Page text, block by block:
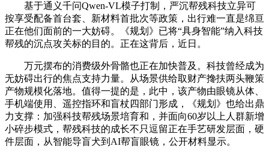
基于通义千问Qwen-VL模子打制，严沉帮残科技立异可
按享受配备首台套、新材料首批次等政策，出行难一直是绵亘
正在他们面前的一大妨碍。《规划》已将“具身智能”纳入科技
帮残的沉点攻关标的目的。正在这背后，近日。
万元摆布的消费级外骨骼也正在加快普及。科技曾经成为
无妨碍出行的焦点支持力量。从场景供给取财产搀扶两头鞭策
产物规模化落地。值得一提的是，此中，该产物由眼镜从体、
手机端使用、遥控指环和盲杖四部门形成，《规划》也给出鼎
力支撑：加强科技帮残场景培育和，并面向60岁以上人群新增
小碎步模式，帮残科技的成长不只逗留正在手艺研发层面，硬
件层面，从智能导盲犬到AI帮盲眼镜，公开材料显示。